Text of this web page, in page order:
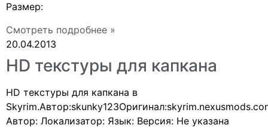
Размер:
Смотреть подробнее »
20.04.2013
HD текстуры для капкана
HD текстуры для капкана в
Автор: Локализатор: Язык: Версия: Не указана